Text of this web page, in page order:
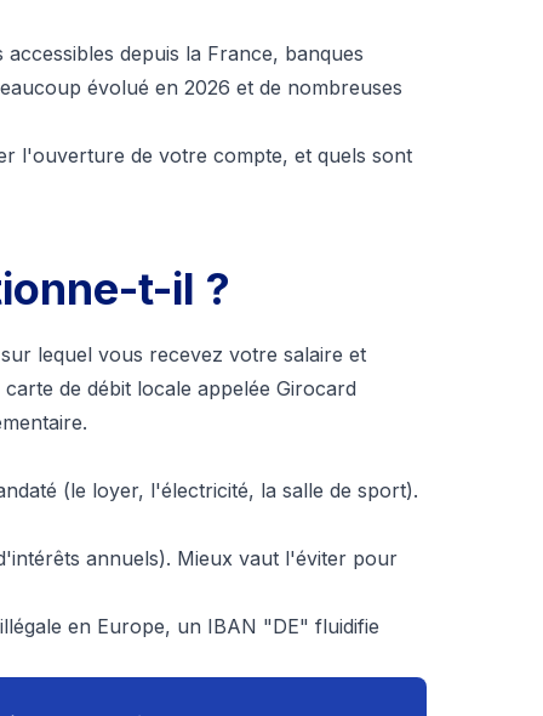
depuis la France, banques
évolué en 2026 et de nombreuses
l'ouverture de votre compte, et quels sont
t-il ?
lequel vous recevez votre salaire et
de débit locale appelée Girocard
(le loyer, l'électricité, la salle de sport).
annuels). Mieux vaut l'éviter pour
en Europe, un IBAN "DE" fluidifie